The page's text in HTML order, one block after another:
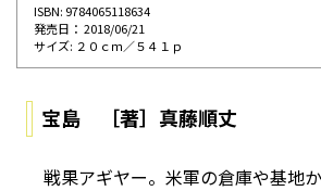
ISBN: 9784065118634
発売⽇： 2018/06/21
サイズ: ２０ｃｍ／５４１ｐ
宝島 ［著］真藤順丈
戦果アギヤー。米軍の倉庫や基地